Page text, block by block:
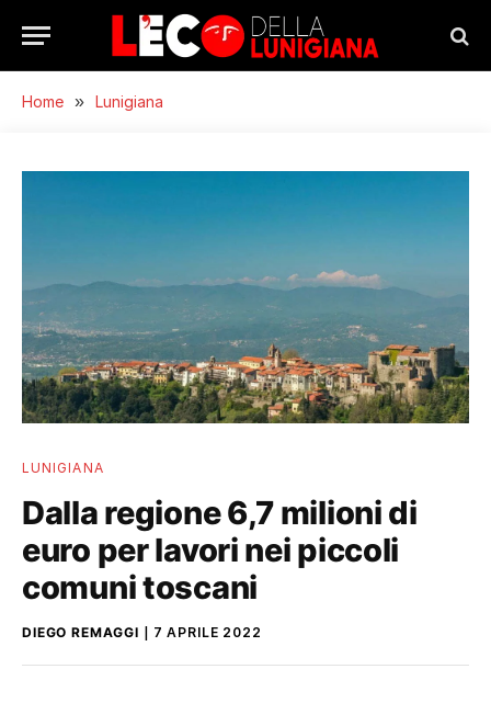
Home » Lunigiana
LUNIGIANA
Dalla regione 6,7 milioni di
euro per lavori nei piccoli
comuni toscani
DIEGO REMAGGI 7 APRILE 2022